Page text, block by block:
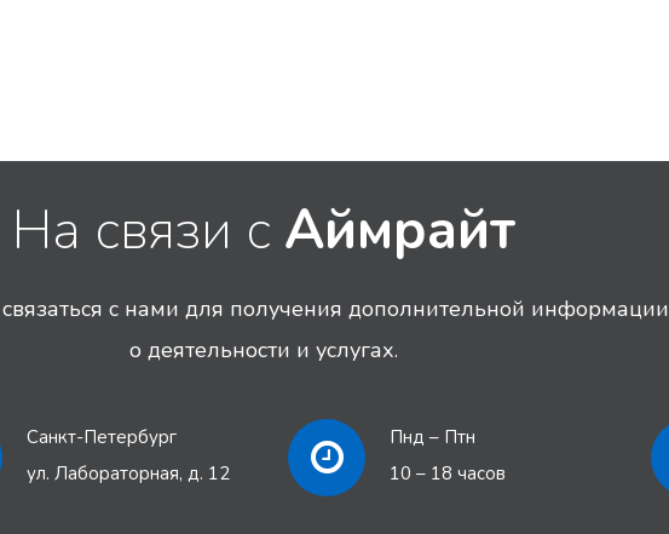
На связи с Аймрайт
с нами для получения дополнительной информации
о деятельности и услугах.
Санкт-Петербург
ул. Лабораторная, д. 12
Пнд – Птн
10 – 18 часов